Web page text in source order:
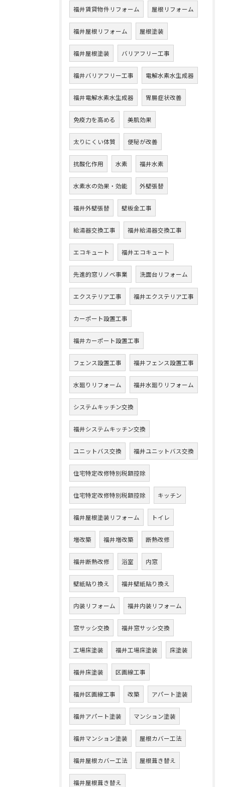
福井賃貸物件リフォーム 屋根リフォーム
福井屋根リフォーム 屋根塗装
福井屋根塗装 バリアフリー工事
福井バリアフリー工事 電解水素水生成器
福井電解水素水生成器 胃腸症状改善
免疫力を高める 美肌効果
太りにくい体質 便秘が改善
抗酸化作用 水素 福井水素
水素水の効果・効能 外壁張替
福井外壁張替 壁板金工事
給湯器交換工事 福井給湯器交換工事
エコキュート 福井エコキュート
先進的窓リノベ事業 洗面台リフォーム
エクステリア工事 福井エクステリア工事
カーポート設置工事
福井カーポート設置工事
フェンス設置工事 福井フェンス設置工事
水廻りリフォーム 福井水廻りリフォーム
システムキッチン交換
福井システムキッチン交換
ユニットバス交換 福井ユニットバス交換
住宅特定改修特別税額控除
住宅特定改修特別税額控除 キッチン
福井屋根塗装リフォーム トイレ
増改築 福井増改築 断熱改修
福井断熱改修 浴室 内窓
壁紙貼り換え 福井壁紙貼り換え
内装リフォーム 福井内装リフォーム
窓サッシ交換 福井窓サッシ交換
工場床塗装 福井工場床塗装 床塗装
福井床塗装 区画線工事
福井区画線工事 改築 アパート塗装
福井アパート塗装 マンション塗装
福井マンション塗装 屋根カバー工法
福井屋根カバー工法 屋根葺き替え
福井屋根葺き替え